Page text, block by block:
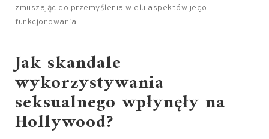
zmuszając do przemyślenia wielu aspektów jego
funkcjonowania.
Jak skandale
wykorzystywania
seksualnego wpłynęły na
Hollywood?